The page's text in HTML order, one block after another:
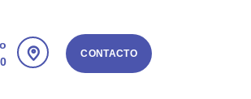
CONTACTO